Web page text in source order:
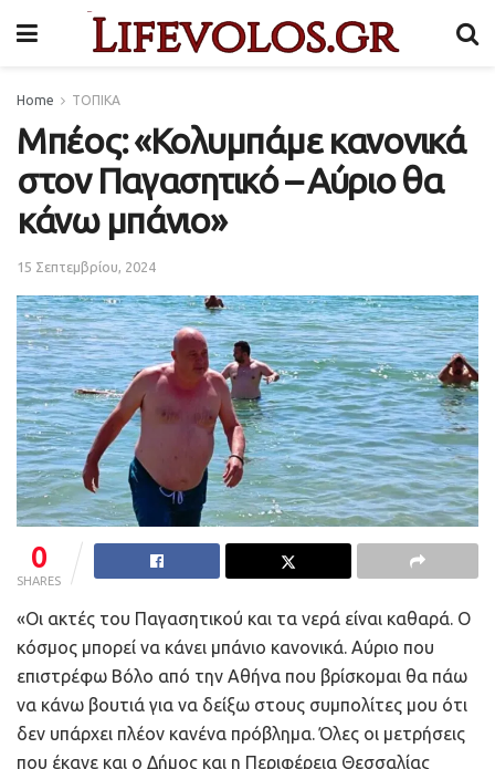
Home ΤΟΠΙΚΑ
Μπέος: «Κολυμπάμε κανονικά
στον Παγασητικό – Αύριο θα
κάνω μπάνιο»
15 Σεπτεμβρίου, 2024
0
SHARES
«Οι ακτές του Παγασητικού και τα νερά είναι καθαρά. Ο
κόσμος μπορεί να κάνει μπάνιο κανονικά. Αύριο που
επιστρέφω Βόλο από την Αθήνα που βρίσκομαι θα πάω
να κάνω βουτιά για να δείξω στους συμπολίτες μου ότι
δεν υπάρχει πλέον κανένα πρόβλημα. Όλες οι μετρήσεις
που έκανε και ο Δήμος και η Περιφέρεια Θεσσαλίας